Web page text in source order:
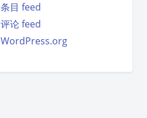
条目 feed
评论 feed
WordPress.org